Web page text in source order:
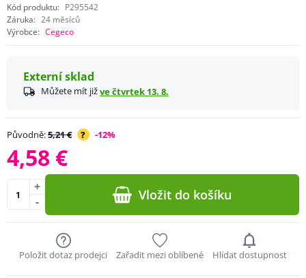
Kód produktu: P295542
Záruka: 24 měsíců
Výrobce: Cegeco
Externí sklad
Můžete mít jižve čtvrtek 13. 8.
Původně:5,21 € ? -12%
4,58 €
-
+ Vložit do košíku
Položit dotaz prodejci Zařadit mezi oblíbené Hlídat dostupnost